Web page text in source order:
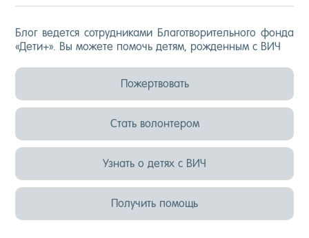
Блог ве­дет­ся сот­рудни­ками Бла­гот­во­ритель­но­го фон­да
«Де­ти+». Вы мо­жете по­мочь де­тям, рож­денным с ВИЧ
Пожертвовать
Стать волонтером
Узнать о детях с ВИЧ
Получить помощь